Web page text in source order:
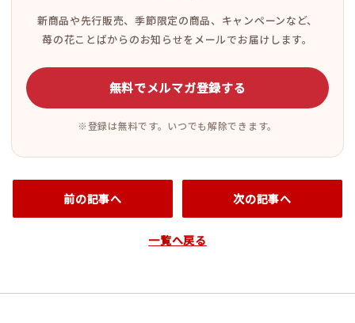
新商品や先行販売、季節限定の商品、キャンペーンなど、
苺の花ことばからのお知らせをメールでお届けします。
無料でメルマガ登録する
※登録は無料です。いつでも解除できます。
前の記事へ
一覧へ戻る
次の記事へ